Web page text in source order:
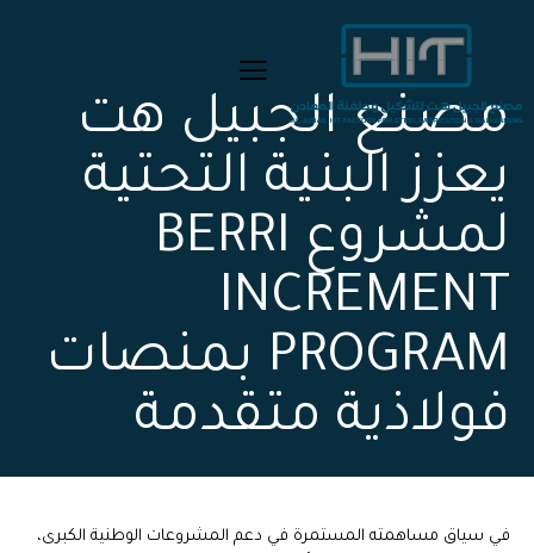
مصنع الجبيل هت
يعزز البنية التحتية
لمشروع BERRI
INCREMENT
PROGRAM بمنصات
فولاذية متقدمة
في سياق مساهمته المستمرة في دعم المشروعات الوطنية الكبرى،